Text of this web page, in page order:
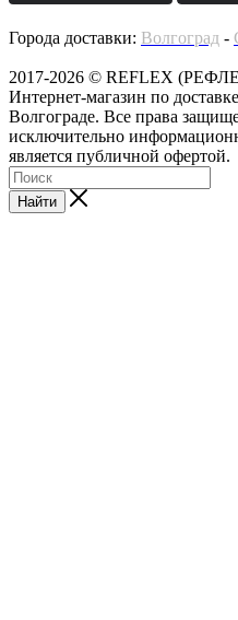
Города доставки: Волгоград -
2017-2026 © REFLEX
Интернет-магазин по
Волгограде. Все права
исключительно
является публичной офертой.
Найти